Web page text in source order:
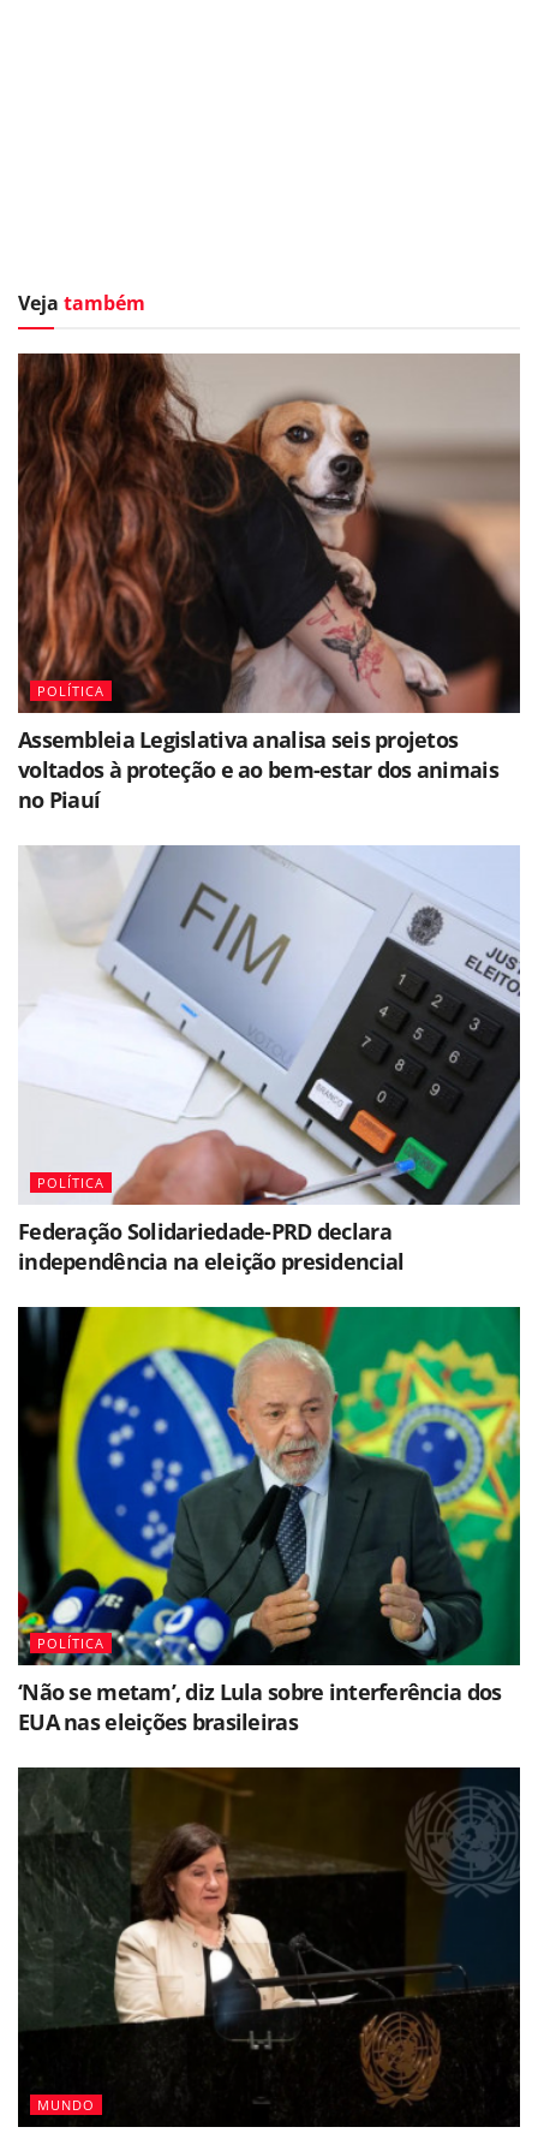
Veja também
POLÍTICA
Assembleia Legislativa analisa seis projetos
voltados à proteção e ao bem-estar dos animais
no Piauí
POLÍTICA
Federação Solidariedade-PRD declara
independência na eleição presidencial
POLÍTICA
‘Não se metam’, diz Lula sobre interferência dos
EUA nas eleições brasileiras
MUNDO